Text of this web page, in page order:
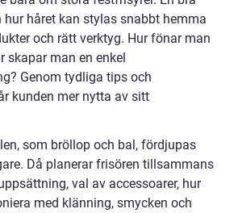
håret kan stylas snabbt hemma
och rätt verktyg. Hur fönar man
skapar man en enkel
Genom tydliga tips och
kunden mer nytta av sitt
som bröllop och bal, fördjupas
Då planerar frisören tillsammans
val av accessoarer, hur
med klänning, smycken och